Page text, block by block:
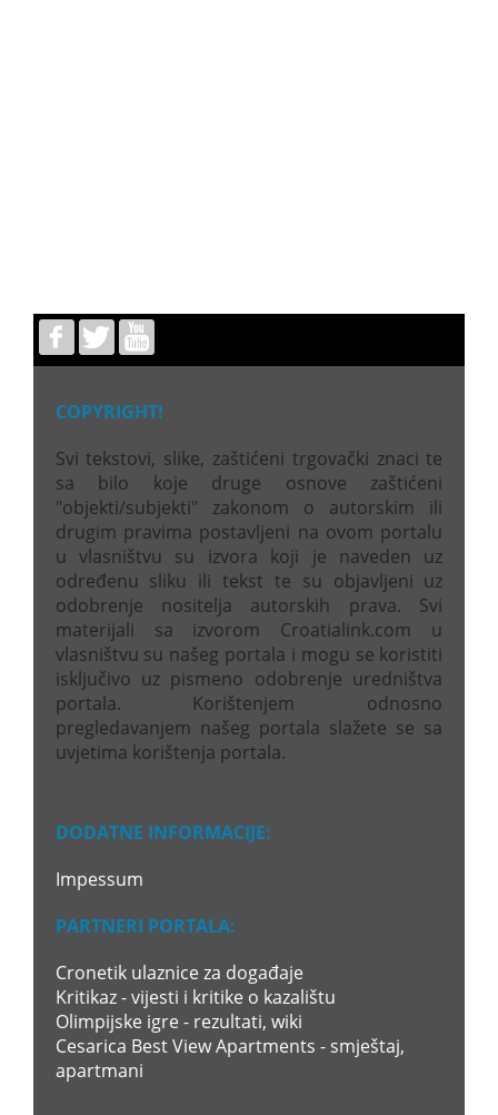
COPYRIGHT!
Svi tekstovi, slike, zaštićeni trgovački znaci te
sa bilo koje druge osnove zaštićeni
"objekti/subjekti" zakonom o autorskim ili
drugim pravima postavljeni na ovom portalu
u vlasništvu su izvora koji je naveden uz
određenu sliku ili tekst te su objavljeni uz
odobrenje nositelja autorskih prava. Svi
materijali sa izvorom Croatialink.com u
vlasništvu su našeg portala i mogu se koristiti
isključivo uz pismeno odobrenje uredništva
portala. Korištenjem odnosno
pregledavanjem našeg portala slažete se sa
uvjetima korištenja portala.
DODATNE INFORMACIJE:
Impessum
PARTNERI PORTALA:
Cronetik ulaznice za događaje
Kritikaz - vijesti i kritike o kazalištu
Olimpijske igre - rezultati, wiki
Cesarica Best View Apartments - smještaj,
apartmani